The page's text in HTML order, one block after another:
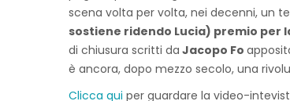
scena volta per volta, nei decenni, un
sostiene ridendo Lucia) premio per
di chiusura scritti da Jacopo Fo
è ancora, dopo mezzo secolo, una
Clicca qui per guardare la video-